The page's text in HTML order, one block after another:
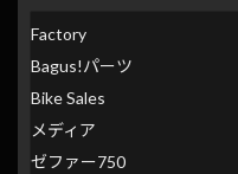
Factory
Bagus!パーツ
Bike Sales
メディア
ゼファー750